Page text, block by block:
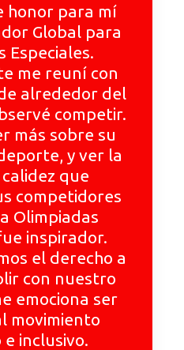
honor para mí
Global para
Especiales.
me reuní con
alrededor del
competir.
más sobre su
y ver la
que
competidores
Olimpiadas
inspirador.
el derecho a
con nuestro
emociona ser
movimiento
inclusivo.